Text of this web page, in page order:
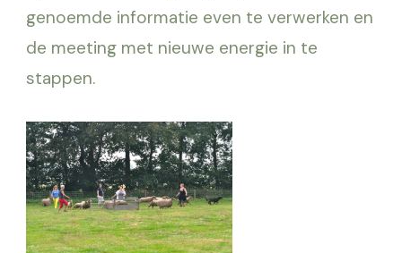
genoemde informatie even te verwerken en
de meeting met nieuwe energie in te
stappen.